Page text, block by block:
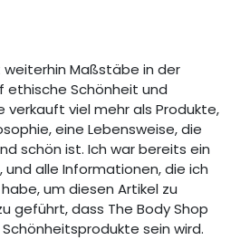
Maßstäbe in der
ethische Schönheit und
verkauft viel mehr als Produkte,
eine Lebensweise, die
schön ist. Ich war bereits ein
und alle Informationen, die ich
um diesen Artikel zu
geführt, dass The Body Shop
sein wird.